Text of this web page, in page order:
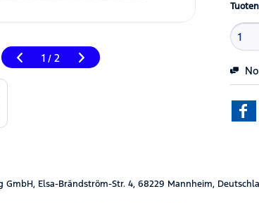
1 / 2
GmbH, Elsa-Brändström-Str. 4, 68229 Mannheim,